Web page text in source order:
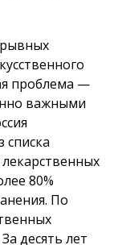
проблема —
важными
списка
80%
По
десять лет